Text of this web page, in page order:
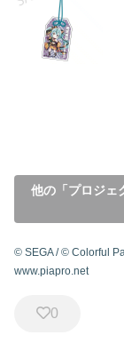
他の「プロジェ
© SEGA / © Colorful
www.piapro.net
0